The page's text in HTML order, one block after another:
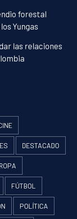
forestal
Yungas
las relaciones
DESTACADO
FÚTBOL
POLÍTICA